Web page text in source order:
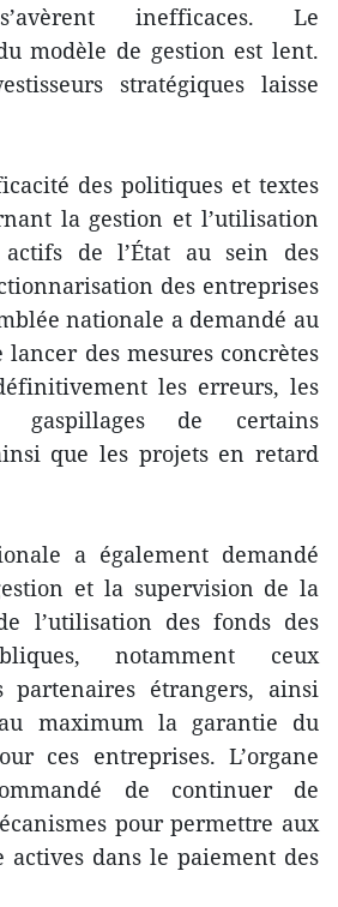
inefficaces. Le
modèle de gestion est lent.
stratégiques laisse
des politiques et textes
la gestion et l’utilisation
de l’État au sein des
des entreprises
nationale a demandé au
des mesures concrètes
les erreurs, les
de certains
que les projets en retard
a également demandé
et la supervision de la
l’utilisation des fonds des
notamment ceux
partenaires étrangers, ainsi
maximum la garantie du
ces entreprises. L’organe
de continuer de
pour permettre aux
actives dans le paiement des